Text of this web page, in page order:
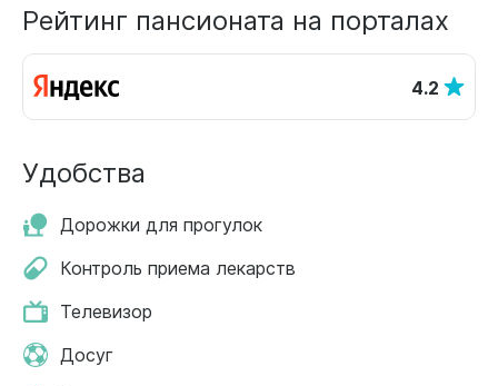
Рейтинг пансионата на порталах
4.2
Удобства
Дорожки для прогулок
Контроль приема лекарств
Телевизор
Досуг